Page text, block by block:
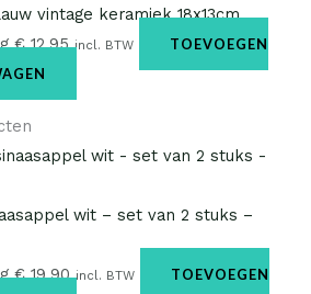
vintage keramiek 18x13cm
€12,95 incl. BTW
TOEVOEGEN
wit – set van 2 stuks –
€19,90 incl. BTW
TOEVOEGEN